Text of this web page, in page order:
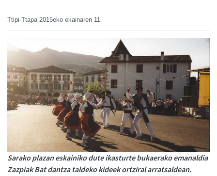
Ttipi-Ttapa 2015eko ekainaren 11
Sarako plazan eskainiko dute ikasturte bukaerako emanaldia
Zazpiak Bat dantza taldeko kideek ortziral arratsaldean.